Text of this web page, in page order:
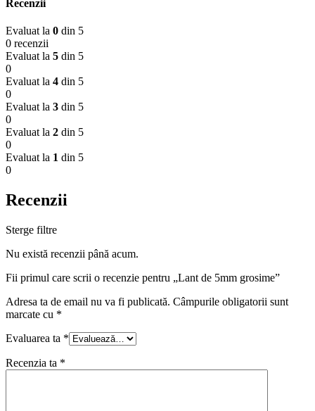
Recenzii
Evaluat la 0 din 5
0 recenzii
Evaluat la 5 din 5
0
Evaluat la 4 din 5
0
Evaluat la 3 din 5
0
Evaluat la 2 din 5
0
Evaluat la 1 din 5
0
Recenzii
Sterge filtre
Nu există recenzii până acum.
Fii primul care scrii o recenzie pentru „Lant de 5mm grosime”
Adresa ta de email nu va fi publicată. Câmpurile obligatorii sunt
marcate cu *
Evaluarea ta *
Recenzia ta *